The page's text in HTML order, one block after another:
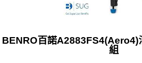
BENRO百諾A2883FS4(Aero4)
組